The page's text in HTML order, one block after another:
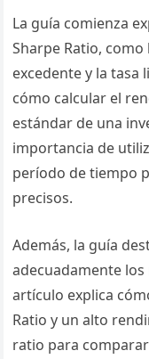
La guía comienza
Sharpe Ratio,
excedente y la tasa
cómo calcular el
estándar de una
importancia de
período de tiempo
precisos.
Además, la guía
adecuadamente los
artículo explica
Ratio y un alto
ratio para